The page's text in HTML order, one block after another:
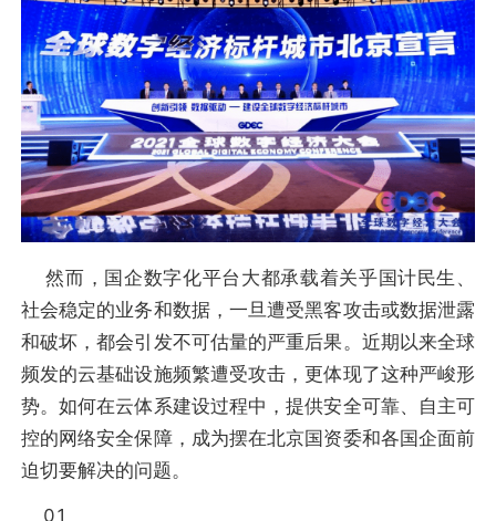
然而，国企数字化平台大都承载着关乎国计民生、
社会稳定的业务和数据，一旦遭受黑客攻击或数据泄露
和破坏，都会引发不可估量的严重后果。近期以来全球
频发的云基础设施频繁遭受攻击，更体现了这种严峻形
势。如何在云体系建设过程中，提供安全可靠、自主可
控的网络安全保障，成为摆在北京国资委和各国企面前
迫切要解决的问题。
01